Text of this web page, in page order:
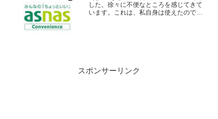
した。徐々に不便なところを感じてきて
います。これは、私自身は使えたのです
スポンサーリンク